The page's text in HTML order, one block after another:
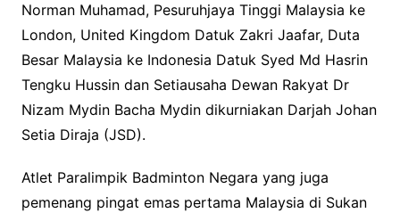
Norman Muhamad, Pesuruhjaya Tinggi Malaysia ke
London, United Kingdom Datuk Zakri Jaafar, Duta
Besar Malaysia ke Indonesia Datuk Syed Md Hasrin
Tengku Hussin dan Setiausaha Dewan Rakyat Dr
Nizam Mydin Bacha Mydin dikurniakan Darjah Johan
Setia Diraja (JSD).
Atlet Paralimpik Badminton Negara yang juga
pemenang pingat emas pertama Malaysia di Sukan